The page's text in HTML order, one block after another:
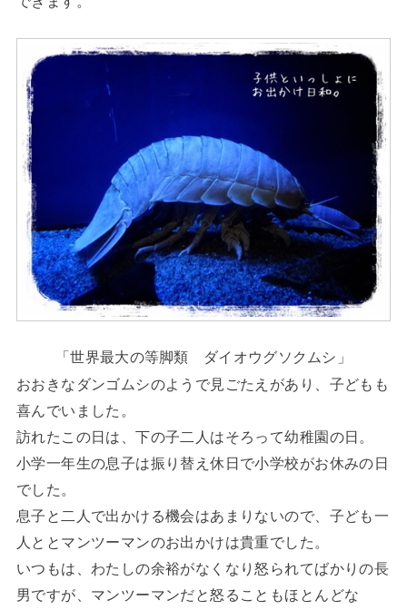
「世界最大の等脚類 ダイオウグソクムシ」
おおきなダンゴムシのようで見ごたえがあり、子どもも
喜んでいました。
訪れたこの日は、下の子二人はそろって幼稚園の日。
小学一年生の息子は振り替え休日で小学校がお休みの日
でした。
息子と二人で出かける機会はあまりないので、子ども一
人ととマンツーマンのお出かけは貴重でした。
いつもは、わたしの余裕がなくなり怒られてばかりの長
男ですが、マンツーマンだと怒ることもほとんどな